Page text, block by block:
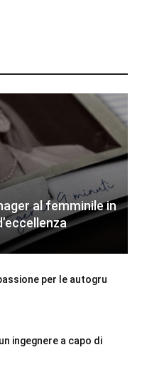
al femminile in
per le autogru
ingegnere a capo di